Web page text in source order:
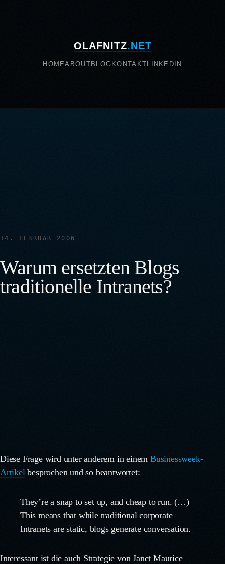
OLAFNITZ.NET
HOMEABOUT BLOG KONTAKT LINKEDIN
14. FEBRUAR 2006
Warum ersetzten Blogs
traditionelle Intranets?
Diese Frage wird unter anderem in einem Businessweek-
Artikel besprochen und so beantwortet:
They’re a snap to set up, and cheap to run. (…)
This means that while traditional corporate
Intranets are static, blogs generate conversation.
Interessant ist die auch Strategie von Janet Maurice